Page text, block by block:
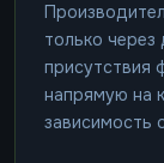
только через
присутствия
напрямую на
зависимость